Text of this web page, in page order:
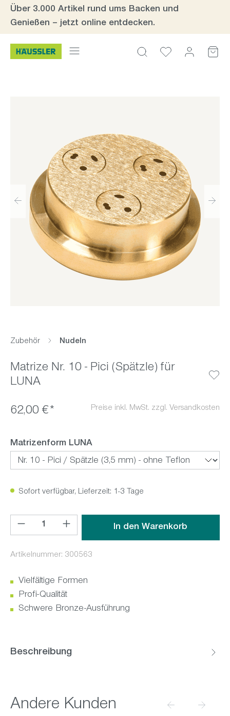
Zum Hauptinhalt springen
Über 3.000 Artikel rund ums Backen und
Genießen – jetzt online entdecken.
Zubehör Nudeln
Matrize Nr. 10 - Pici (Spätzle) für
LUNA
62,00 €* Preise inkl. MwSt. zzgl. Versandkosten
Matrizenform LUNAauswählen
Sofort verfügbar, Lieferzeit: 1-3 Tage
Produkt Anzahl: Gib den gewünschten Wert ein oder
In den Warenkorb
Artikelnummer: 300563
Vielfältige Formen
Profi-Qualität
Schwere Bronze-Ausführung
Beschreibung
Produktgalerie überspringen
Andere Kunden